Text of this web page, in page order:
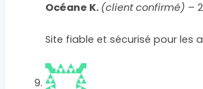
Océane K. (client confirmé) –
Site fiable et sécurisé pour les